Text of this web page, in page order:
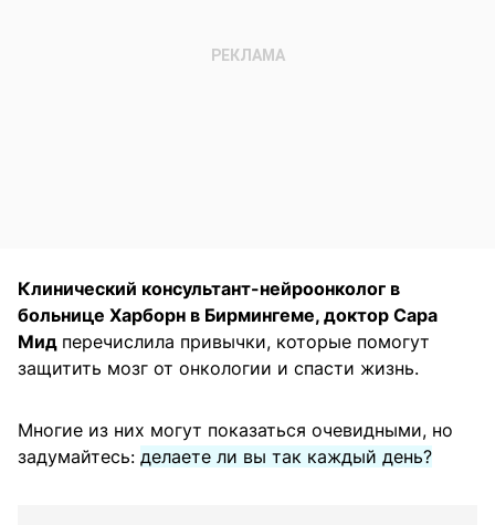
Клинический консультант-нейроонколог в
больнице Харборн в Бирмингеме, доктор Сара
Мид перечислила привычки, которые помогут
защитить мозг от онкологии и спасти жизнь.
Многие из них могут показаться очевидными, но
задумайтесь: делаете ли вы так каждый день?